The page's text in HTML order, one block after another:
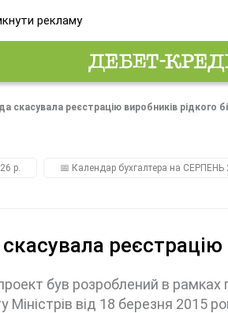
рекламу
скасувала реєстрацію виробників рідкого
р. 📅 Календар бухгалтера на СЕРПЕНЬ
реєстрацію
був розроблений в рамках
Міністрів від 18 березня 2015